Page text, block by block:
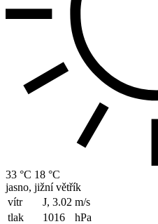
33 °C 18 °C
jasno, jižní větřík
vítr
J, 3.02 m/s
tlak
1016
hPa